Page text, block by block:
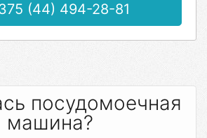
(44) 494-28-81
посудомоечная
машина?